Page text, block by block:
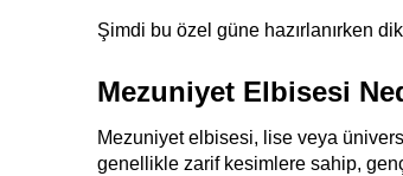
Şimdi bu özel güne hazırlanırken
Mezuniyet Elbisesi
Mezuniyet elbisesi, lise veya
genellikle zarif kesimlere sahip,